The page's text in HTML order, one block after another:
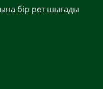
бір рет шығады